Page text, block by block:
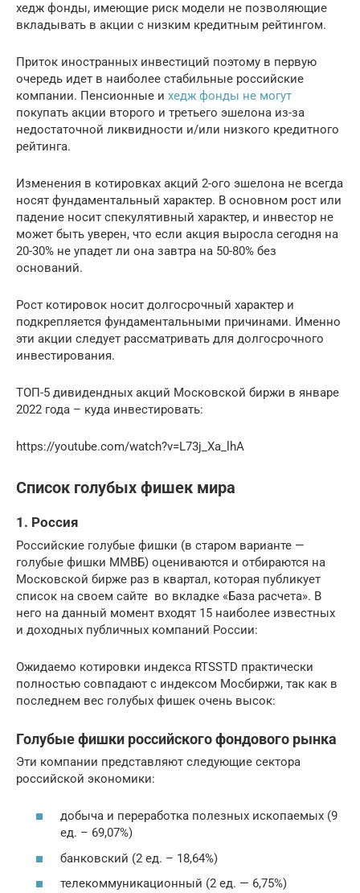
хедж фонды, имеющие риск модели не позволяющие
вкладывать в акции с низким кредитным рейтингом.
Приток иностранных инвестиций поэтому в первую
очередь идет в наиболее стабильные российские
компании. Пенсионные и хедж фонды не могут
покупать акции второго и третьего эшелона из-за
недостаточной ликвидности и/или низкого кредитного
рейтинга.
Изменения в котировках акций 2-ого эшелона не всегда
носят фундаментальный характер. В основном рост или
падение носит спекулятивный характер, и инвестор не
может быть уверен, что если акция выросла сегодня на
20-30% не упадет ли она завтра на 50-80% без
оснований.
Рост котировок носит долгосрочный характер и
подкрепляется фундаментальными причинами. Именно
эти акции следует рассматривать для долгосрочного
инвестирования.
ТОП-5 дивидендных акций Московской биржи в январе
2022 года – куда инвестировать:
https://youtube.com/watch?v=L73j_Xa_lhA
Список голубых фишек мира
1. Россия
Российские голубые фишки (в старом варианте —
голубые фишки ММВБ) оцениваются и отбираются на
Московской бирже раз в квартал, которая публикует
список на своем сайте во вкладке «База расчета». В
него на данный момент входят 15 наиболее известных
и доходных публичных компаний России:
Ожидаемо котировки индекса RTSSTD практически
полностью совпадают с индексом Мосбиржи, так как в
последнем вес голубых фишек очень высок:
Голубые фишки российского фондового рынка
Эти компании представляют следующие сектора
российской экономики:
добыча и переработка полезных ископаемых (9
ед. – 69,07%)
банковский (2 ед. – 18,64%)
телекоммуникационный (2 ед. — 6,75%)